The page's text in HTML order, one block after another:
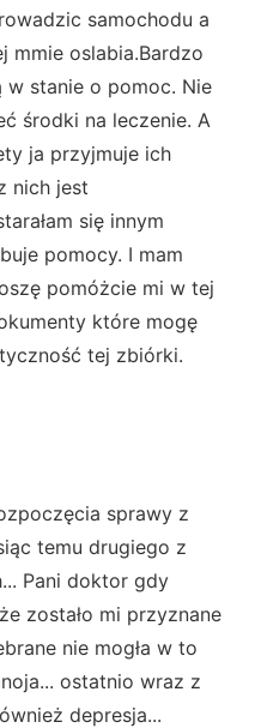
samochodu a
mmie oslabia.Bardzo
stanie o pomoc. Nie
środki na leczenie. A
ja przyjmuje ich
nich jest
się innym
pomocy. I mam
pomóżcie mi w tej
które mogę
tej zbiórki.
sprawy z
temu drugiego z
Pani doktor gdy
zostało mi przyznane
nie mogła w to
ostatnio wraz z
depresja...